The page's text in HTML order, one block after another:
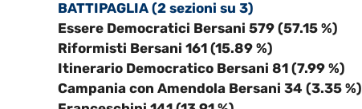
BATTIPAGLIA (2 sezioni su 3)
Essere Democratici Bersani 579 (57.15 %)
Riformisti Bersani 161 (15.89 %)
Itinerario Democratico Bersani 81 (7.99 %)
Campania con Amendola Bersani 34 (3.35 %)